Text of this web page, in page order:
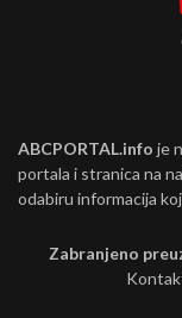
ABCPORTAL.info je
portala i stranica na
odabiru informacija
Zabranjeno